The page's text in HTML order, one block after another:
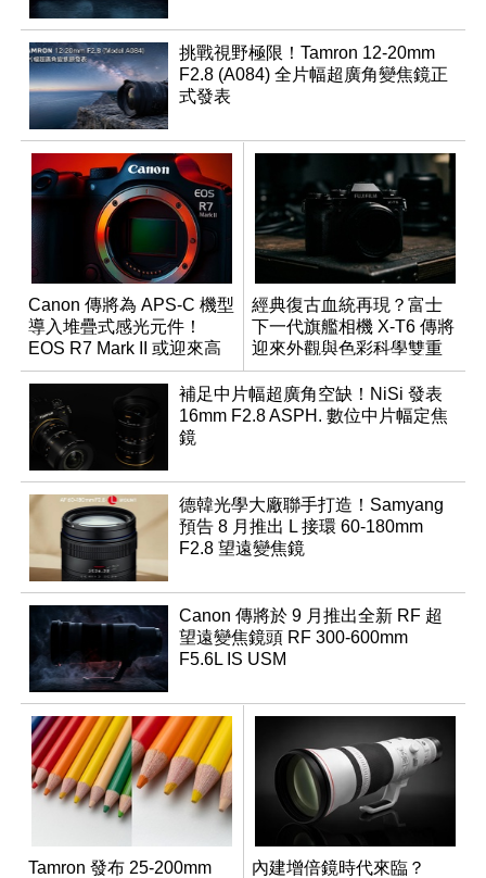
挑戰視野極限！Tamron 12-20mm
F2.8 (A084) 全片幅超廣角變焦鏡正
式發表
Canon 傳將為 APS-C 機型
導入堆疊式感光元件！
EOS R7 Mark II 或迎來高
速讀出升級
經典復古血統再現？富士
下一代旗艦相機 X-T6 傳將
迎來外觀與色彩科學雙重
優化
補足中片幅超廣角空缺！NiSi 發表
16mm F2.8 ASPH. 數位中片幅定焦
鏡
德韓光學大廠聯手打造！Samyang
預告 8 月推出 L 接環 60-180mm
F2.8 望遠變焦鏡
Canon 傳將於 9 月推出全新 RF 超
望遠變焦鏡頭 RF 300-600mm
F5.6L IS USM
Tamron 發布 25-200mm
內建增倍鏡時代來臨？